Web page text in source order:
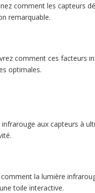
comment les capteurs
remarquable.
comment ces facteurs
optimales.
aux capteurs à
la lumière
toile interactive.